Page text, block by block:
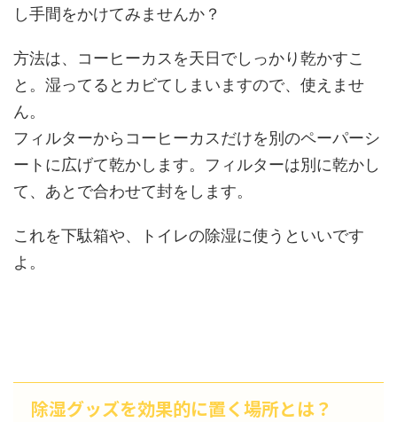
し手間をかけてみませんか？
方法は、コーヒーカスを天日でしっかり乾かすこ
と。湿ってるとカビてしまいますので、使えませ
ん。
フィルターからコーヒーカスだけを別のペーパーシ
ートに広げて乾かします。フィルターは別に乾かし
て、あとで合わせて封をします。
これを下駄箱や、トイレの除湿に使うといいです
よ。
除湿グッズを効果的に置く場所とは？